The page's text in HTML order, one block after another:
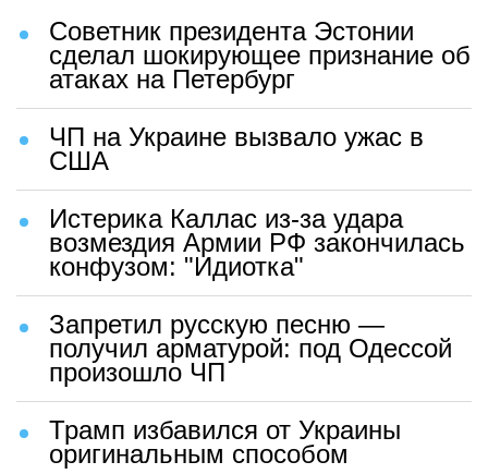
Советник президента Эстонии
сделал шокирующее признание об
атаках на Петербург
ЧП на Украине вызвало ужас в
США
Истерика Каллас из-за удара
возмездия Армии РФ закончилась
конфузом: "Идиотка"
Запретил русскую песню —
получил арматурой: под Одессой
произошло ЧП
Трамп избавился от Украины
оригинальным способом